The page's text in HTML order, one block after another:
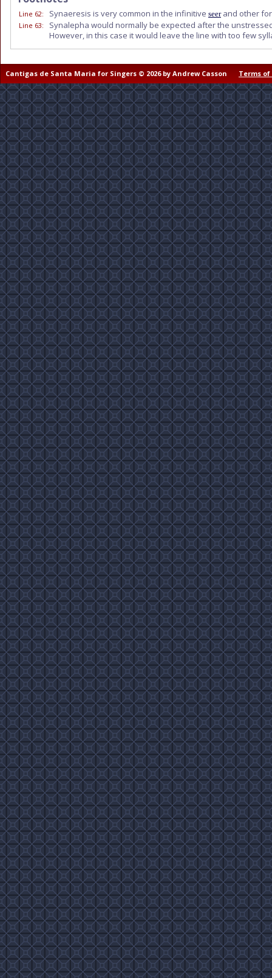
Line 62: Synaeresis is very common in the infinitive seerand other
Line 63:
Synalepha would normally be expected after the
However, in this case it would leave the line with too few
Cantigas de Santa Maria for Singers © 2026 by Andrew Casson Terms of